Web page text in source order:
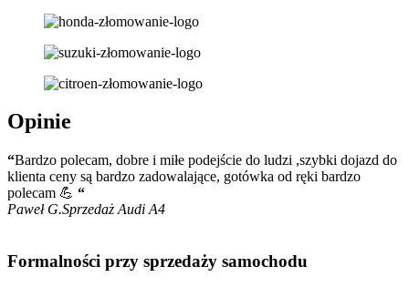
Opinie
“Bardzo polecam, dobre i miłe podejście do ludzi ,szybki dojazd do
klienta ceny są bardzo zadowalające, gotówka od ręki bardzo
polecam 💪 “
Paweł G.Sprzedaż Audi A4
Formalności przy sprzedaży samochodu